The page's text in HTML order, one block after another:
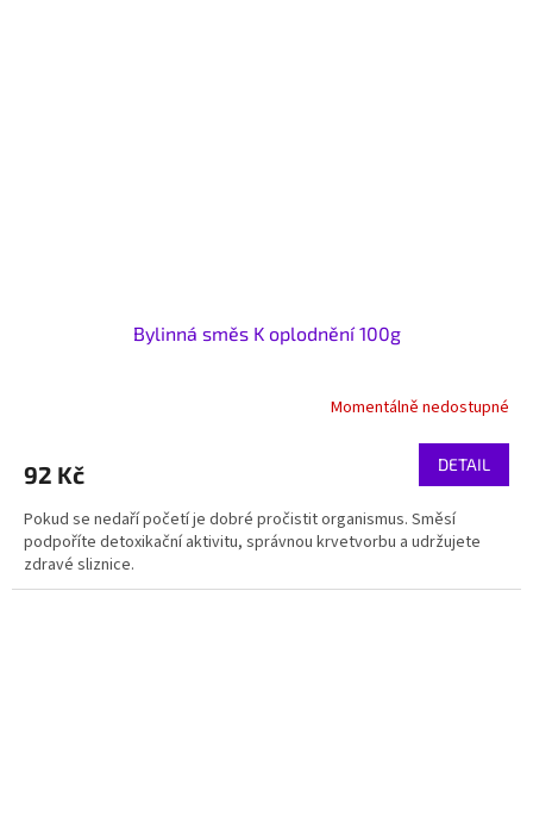
Bylinná směs K oplodnění 100g
Momentálně nedostupné
92 Kč DETAIL
Pokud se nedaří početí je dobré pročistit organismus. Směsí
podpoříte detoxikační aktivitu, správnou krvetvorbu a udržujete
zdravé sliznice.